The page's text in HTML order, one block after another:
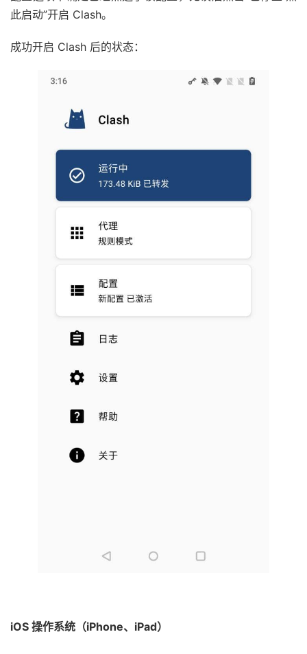
此启动”开启 Clash。
成功开启 Clash 后的状态：
iOS 操作系统（iPhone、iPad）